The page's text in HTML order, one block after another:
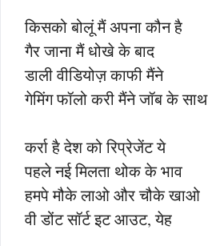
किसको बोलूं मैं अपना कौन है
गैर जाना मैं धोखे के बाद
डाली वीडियोज़ काफी मैंने
गेमिंग फॉलो करी मैंने जॉब के साथ
कर्रा है देश को रिप्रेजेंट ये
पहले नई मिलता थोक के भाव
हमपे मौके लाओ और चौके खाओ
वी डोंट सॉर्ट इट आउट, येह